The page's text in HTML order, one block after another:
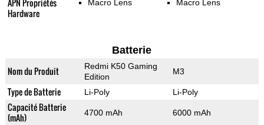
APN Propriétés
Hardware
Macro Lens Macro Lens
Batterie
Nom du Produit
Redmi K50 Gaming
Edition
M3
Type de Batterie Li-Poly Li-Poly
Capacité Batterie
(mAh)
4700 mAh 6000 mAh